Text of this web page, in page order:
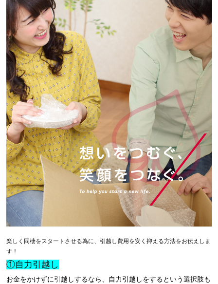
楽しく同棲をスタートさせる為に、引越し費用を安く抑える方法をお伝えしま
す！
①自力引越し
お金をかけずに引越しするなら、自力引越しをするという選択肢も